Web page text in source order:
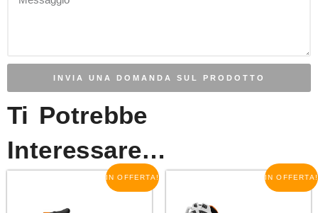
INVIA UNA DOMANDA SUL PRODOTTO
Ti Potrebbe
Interessare…
IN OFFERTA! IN OFFERTA!